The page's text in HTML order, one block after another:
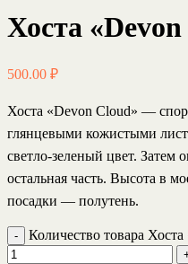
Хоста
500.00 ₽
Хоста «Devon Cloud» —
глянцевыми кожистыми
светло-зеленый цвет. Затем
остальная часть. Высота в
посадки — полутень.
Количество товара